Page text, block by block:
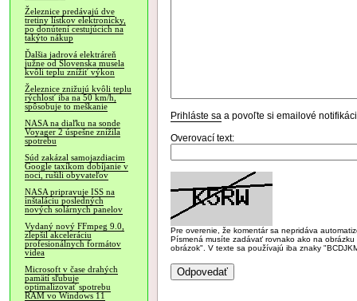
Železnice predávajú dve
tretiny lístkov elektronicky,
po donútení cestujúcich na
takýto nákup
Ďalšia jadrová elektráreň
južne od Slovenska musela
kvôli teplu znížiť výkon
Železnice znižujú kvôli teplu
rýchlosť iba na 50 km/h,
spôsobuje to meškanie
NASA na diaľku na sonde
Voyager 2 úspešne znížila
spotrebu
Súd zakázal samojazdiacim
Google taxíkom dobíjanie v
noci, rušili obyvateľov
NASA pripravuje ISS na
inštaláciu posledných
nových solárnych panelov
Vydaný nový FFmpeg 9.0,
zlepšil akceleráciu
profesionálnych formátov
videa
Microsoft v čase drahých
pamätí sľubuje
optimalizovať spotrebu
RAM vo Windows 11
Prihláste sa a povoľte si emailové
Overovací text:
Pre overenie, že komentár sa nepridáva
Písmená musíte zadávať rovnako ako na
obrázok". V texte sa používajú iba znaky